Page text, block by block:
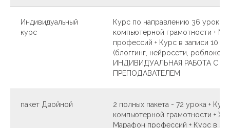
Индивидуальный
курс
Курс по направлению 36 уроков
компьютерной грамотности +
профессий + Курс в записи 10
(блоггинг, нейросети, роблокс)-
ИНДИВИДУАЛЬНАЯ РАБОТА С
ПРЕПОДАВАТЕЛЕМ
пакет Двойной
2 полных пакета - 72 урока +
компьютерной грамотности +
Марафон профессий + Курс в